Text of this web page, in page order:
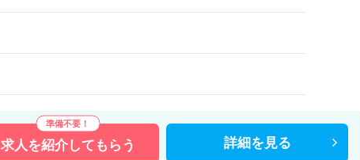
求人を紹介してもらう 詳細を 見る